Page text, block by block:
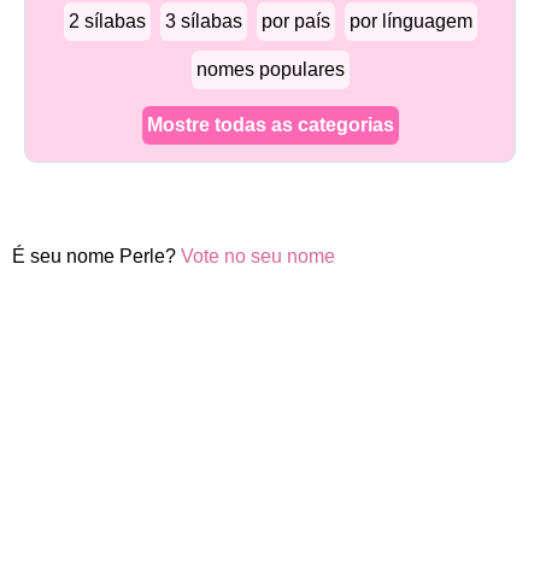
2 sílabas 3 sílabas por país por línguagem
nomes populares
Mostre todas as categorias
É seu nome Perle? Vote no seu nome